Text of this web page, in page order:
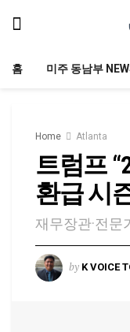
홈 미주 동남부
Home Atlanta
트럼프
환급 시
재무장관·전문
by K VOICE